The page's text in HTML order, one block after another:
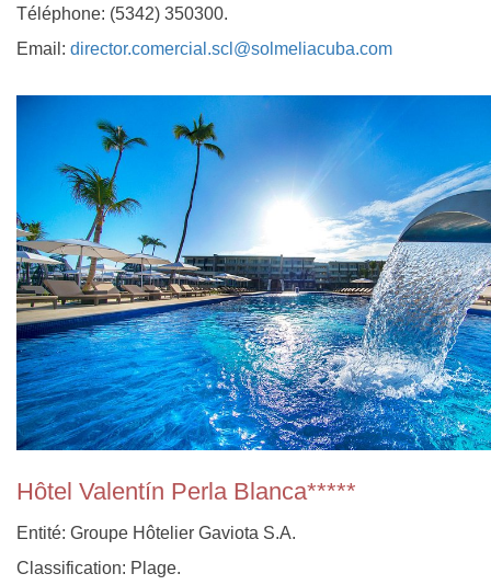
Téléphone: (5342) 350300.
Email: director.comercial.scl@solmeliacuba.com
Hôtel Valentín Perla Blanca*****
Entité: Groupe Hôtelier Gaviota S.A.
Classification: Plage.